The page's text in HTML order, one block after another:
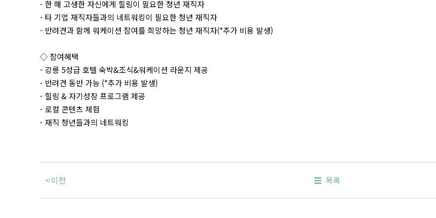
- 한 해 고생한 자신에게 힐링이 필요한 청년 재직자
- 타 기업 재직자들과의 네트워킹이 필요한 청년 재직자
- 반려견과 함께 워케이션 참여를 희망하는 청년 재직자(*추가 비용 발생)
◇ 참여혜택
- 강릉 5성급 호텔 숙박&조식&워케이션 라운지 제공
- 반려견 동반 가능 (*추가 비용 발생)
- 힐링 & 자기성장 프로그램 제공
- 로컬 콘텐츠 체험
- 재직 청년들과의 네트워킹
이전 목록